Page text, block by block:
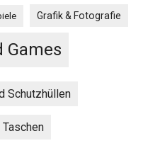
Grafik & Fotografie
Games
Schutzhüllen
Taschen